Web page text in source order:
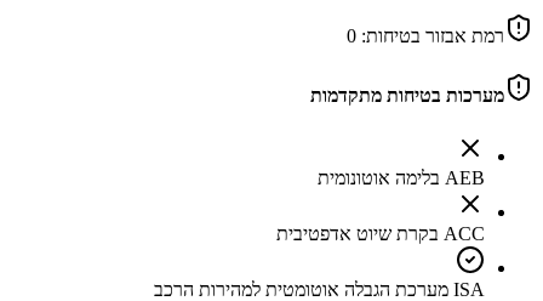
רמת אבזור בטיחות: 0
מערכות בטיחות מתקדמות
AEB בלימה אוטונומית
ACC בקרת שיוט אדפטיבית
ISA מערכת הגבלה אוטומטית למהירות הרכב